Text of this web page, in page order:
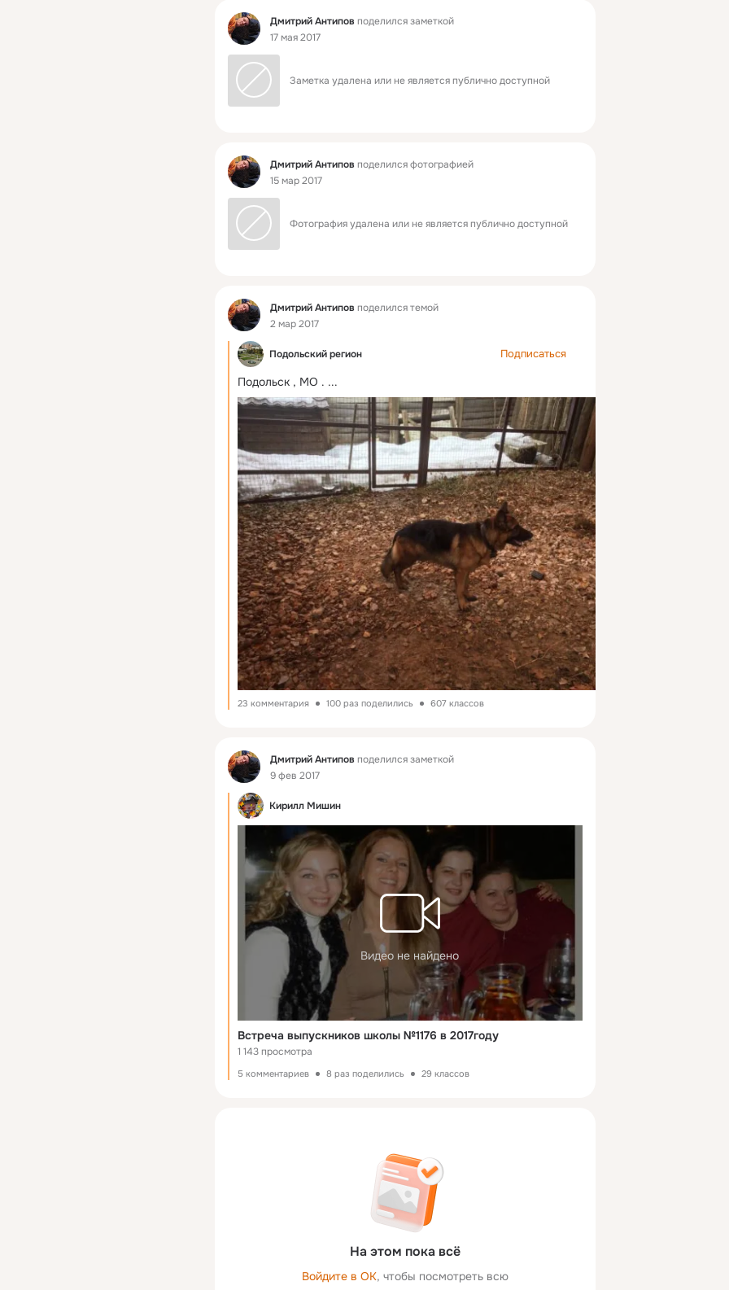
Фид Дмитрий Антипов поделился заметкой
17 мая 2017
Заметка удалена или не является публично доступной
Фид Дмитрий Антипов поделился фотографией
15 мар 2017
Фотография удалена или не является публично доступной
Фид Дмитрий Антипов поделился темой
2 мар 2017
Подольский регион Подписаться
Подольск , МО . ...
23 комментария 100 раз поделились 607 классов
Фид Дмитрий Антипов поделился заметкой
9 фев 2017
Кирилл Мишин
Видео не найдено
Встреча выпускников школы №1176 в 2017году
1 143 просмотра
5 комментариев 8 раз поделились 29 классов
На этом пока всё
Войдите в ОК, чтобы посмотреть всю